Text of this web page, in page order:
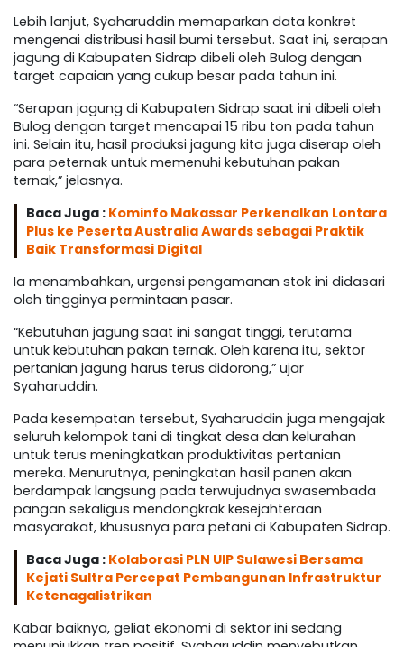
Lebih lanjut, Syaharuddin memaparkan data konkret
mengenai distribusi hasil bumi tersebut. Saat ini, serapan
jagung di Kabupaten Sidrap dibeli oleh Bulog dengan
target capaian yang cukup besar pada tahun ini.
“Serapan jagung di Kabupaten Sidrap saat ini dibeli oleh
Bulog dengan target mencapai 15 ribu ton pada tahun
ini. Selain itu, hasil produksi jagung kita juga diserap oleh
para peternak untuk memenuhi kebutuhan pakan
ternak,” jelasnya.
Baca Juga : Kominfo Makassar Perkenalkan Lontara
Plus ke Peserta Australia Awards sebagai Praktik
Baik Transformasi Digital
Ia menambahkan, urgensi pengamanan stok ini didasari
oleh tingginya permintaan pasar.
“Kebutuhan jagung saat ini sangat tinggi, terutama
untuk kebutuhan pakan ternak. Oleh karena itu, sektor
pertanian jagung harus terus didorong,” ujar
Syaharuddin.
Pada kesempatan tersebut, Syaharuddin juga mengajak
seluruh kelompok tani di tingkat desa dan kelurahan
untuk terus meningkatkan produktivitas pertanian
mereka. Menurutnya, peningkatan hasil panen akan
berdampak langsung pada terwujudnya swasembada
pangan sekaligus mendongkrak kesejahteraan
masyarakat, khususnya para petani di Kabupaten Sidrap.
Baca Juga : Kolaborasi PLN UIP Sulawesi Bersama
Kejati Sultra Percepat Pembangunan Infrastruktur
Ketenagalistrikan
Kabar baiknya, geliat ekonomi di sektor ini sedang